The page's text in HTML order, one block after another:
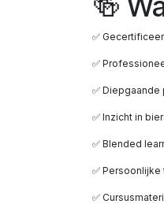
✅
✅
✅
✅ Inzicht in
✅ Blended
✅
✅